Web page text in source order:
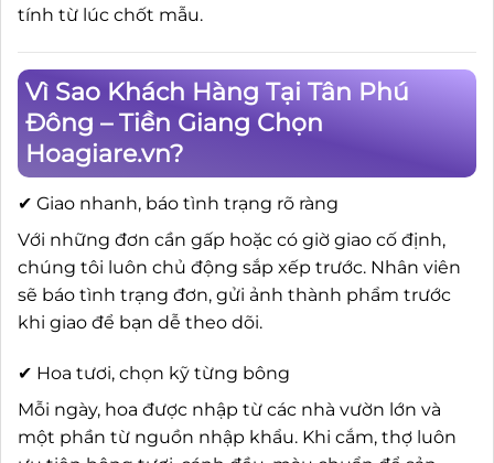
tính từ lúc chốt mẫu.
Vì Sao Khách Hàng Tại Tân Phú
Đông – Tiền Giang Chọn
Hoagiare.vn?
✔ Giao nhanh, báo tình trạng rõ ràng
Với những đơn cần gấp hoặc có giờ giao cố định,
chúng tôi luôn chủ động sắp xếp trước. Nhân viên
sẽ báo tình trạng đơn, gửi ảnh thành phẩm trước
khi giao để bạn dễ theo dõi.
✔ Hoa tươi, chọn kỹ từng bông
Mỗi ngày, hoa được nhập từ các nhà vườn lớn và
một phần từ nguồn nhập khẩu. Khi cắm, thợ luôn